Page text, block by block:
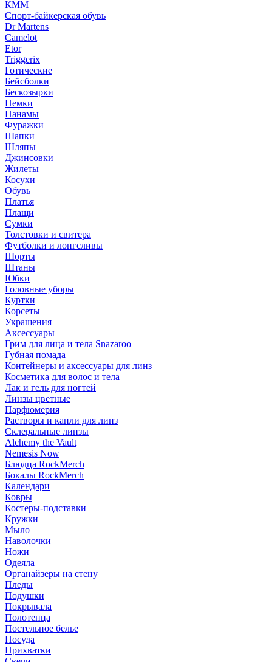
КММ
Спорт-байкерская обувь
Dr Martens
Camelot
Etor
Triggerix
Готические
Бейсболки
Бескозырки
Немки
Панамы
Фуражки
Шапки
Шляпы
Джинсовки
Жилеты
Косухи
Обувь
Платья
Плащи
Сумки
Толстовки и свитера
Футболки и лонгсливы
Шорты
Штаны
Юбки
Головные уборы
Куртки
Корсеты
Украшения
Аксессуары
Грим для лица и тела Snazaroo
Губная помада
Контейнеры и аксессуары для линз
Косметика для волос и тела
Лак и гель для ногтей
Линзы цветные
Парфюмерия
Растворы и капли для линз
Склеральные линзы
Alchemy the Vault
Nemesis Now
Блюдца RockMerch
Бокалы RockMerch
Календари
Ковры
Костеры-подставки
Кружки
Мыло
Наволочки
Ножи
Одеяла
Органайзеры на стену
Пледы
Подушки
Покрывала
Полотенца
Постельное белье
Посуда
Прихватки